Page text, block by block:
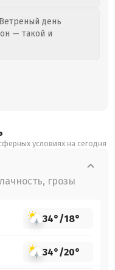
день
— такой и
условиях на сегодня
грозы
34°/18°
34°/20°